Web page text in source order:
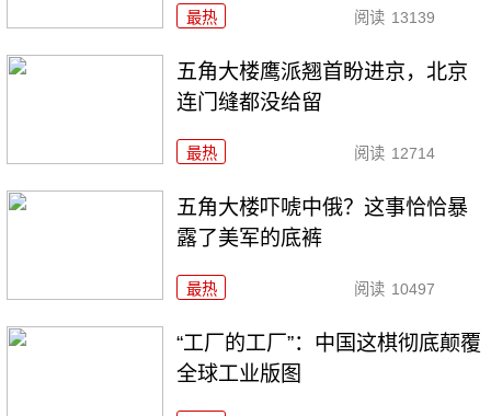
最热 阅读 13139
五角大楼鹰派翘首盼进京，北京
连门缝都没给留
最热 阅读 12714
五角大楼吓唬中俄？这事恰恰暴
露了美军的底裤
最热 阅读 10497
“工厂的工厂”：中国这棋彻底颠覆
全球工业版图